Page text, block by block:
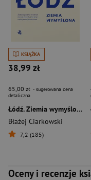
KSIĄŻKA
38,99 zł
65,00 zł - sugerowana cena
detaliczna
Łódź. Ziemia wymyślona
Błażej Ciarkowski
7,2 (185)
Oceny i recenzje